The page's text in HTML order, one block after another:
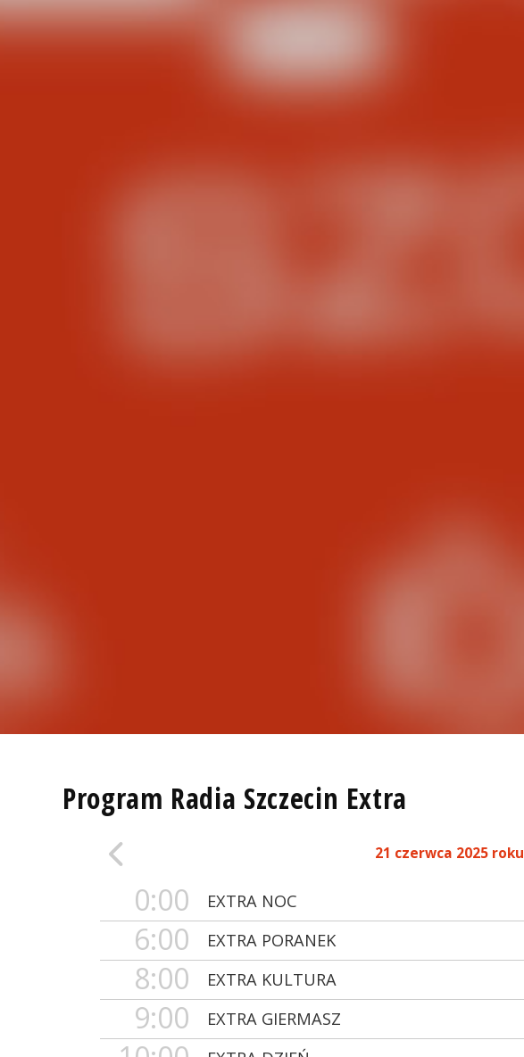
Program Radia Szczecin Extra
21 czerwca 2025 roku
0:00 EXTRA NOC
6:00 EXTRA PORANEK
8:00 EXTRA KULTURA
9:00 EXTRA GIERMASZ